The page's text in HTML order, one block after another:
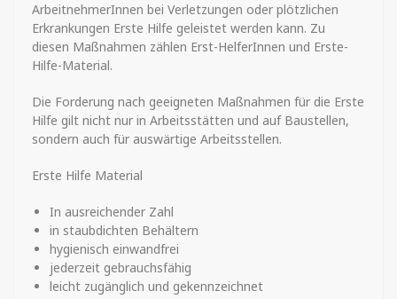
ArbeitnehmerInnen bei Verletzungen oder plötzlichen
Erkrankungen Erste Hilfe geleistet werden kann. Zu
diesen Maßnahmen zählen Erst-HelferInnen und Erste-
Hilfe-Material.
Die Forderung nach geeigneten Maßnahmen für die Erste
Hilfe gilt nicht nur in Arbeitsstätten und auf Baustellen,
sondern auch für auswärtige Arbeitsstellen.
Erste Hilfe Material
In ausreichender Zahl
in staubdichten Behältern
hygienisch einwandfrei
jederzeit gebrauchsfähig
leicht zugänglich und gekennzeichnet